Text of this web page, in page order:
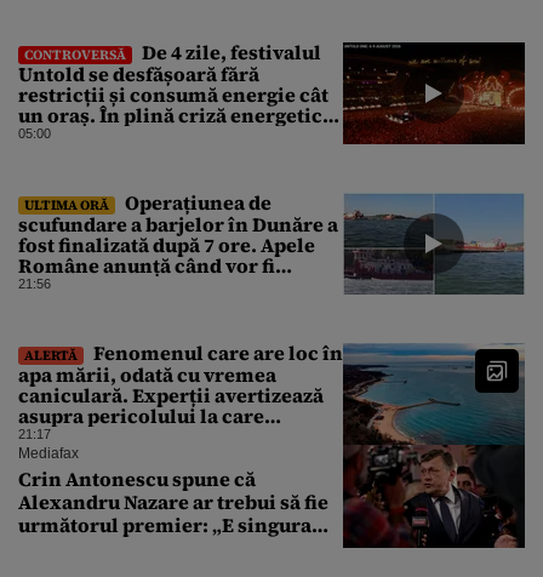
CONTROVERSĂ
De 4 zile, festivalul
Untold se desfășoară fără
restricții și consumă energie cât
un oraș. În plină criză energetică,
apelul lui Bolojan de economisire
partid, Emil Boc
05:00
ULTIMA ORĂ
Operațiunea de
scufundare a barjelor în Dunăre a
fost finalizată după 7 ore. Apele
Române anunță când vor fi
simțite efectele
21:56
ALERTĂ
Fenomenul care are loc în
apa mării, odată cu vremea
caniculară. Experții avertizează
asupra pericolului la care
oamenii pot fi expuși
21:17
Mediafax
Crin Antonescu spune că
Alexandru Nazare ar trebui să fie
următorul premier: „E singura